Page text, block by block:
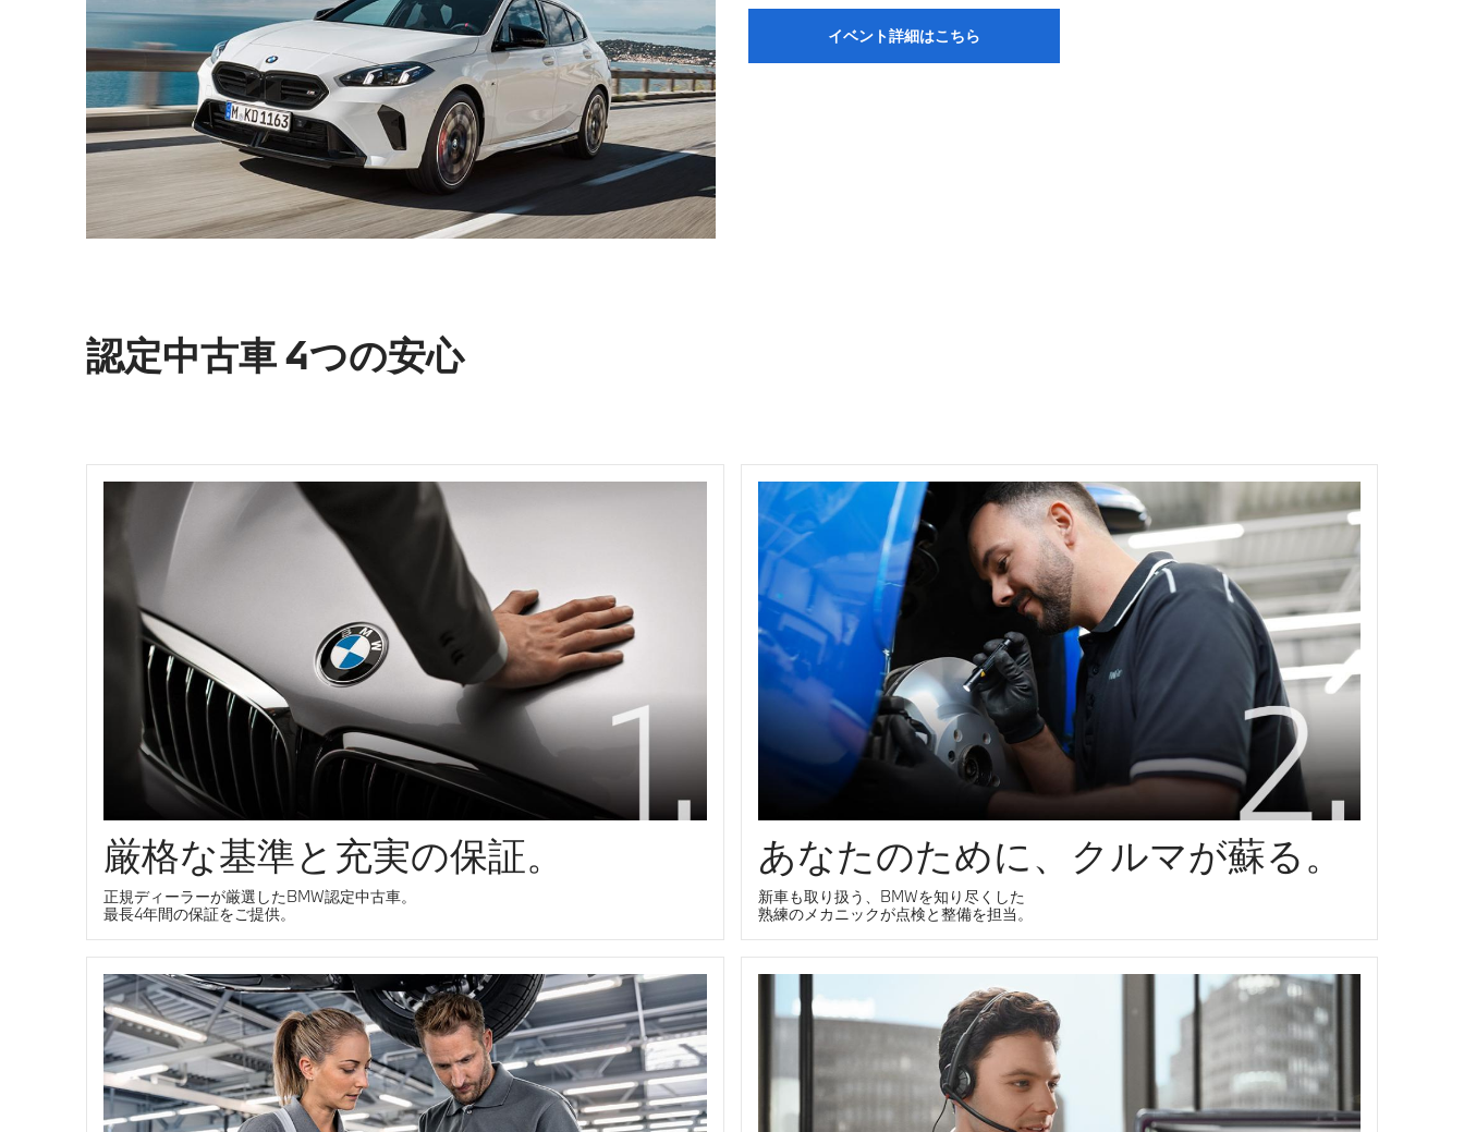
イベント詳細はこちら
認定中古車 4つの安心
厳格な基準と充実の保証。
正規ディーラーが厳選したBMW認定中古車。
最長4年間の保証をご提供。
あなたのために、クルマが蘇る。
新車も取り扱う、BMWを知り尽くした
熟練のメカニックが点検と整備を担当。